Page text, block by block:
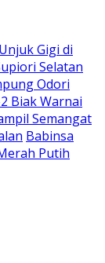
Gigi di
Selatan
Odori
Biak Warnai
Semangat
Babinsa
Putih